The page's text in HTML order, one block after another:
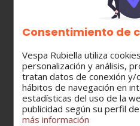
Cantidad
Consentimiento de
Vespa Rubiella utiliza
personalización y análisis,
tratan datos de conexión y/
hábitos de navegación en
estadísticas del uso de la
publicidad según su perfil
más información